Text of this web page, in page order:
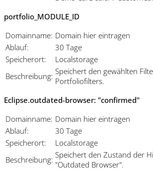
portfolio_MODULE_ID
Domainname: Domain hier eintragen
Ablauf:
30 Tage
Speicherort:
Localstorage
Beschreibung: Speichert den gewählten
Portfoliofilters.
Eclipse.outdated-browser: "confirmed"
Domainname: Domain hier eintragen
Ablauf:
30 Tage
Speicherort:
Localstorage
Beschreibung: Speichert den Zustand der
"Outdated Browser".